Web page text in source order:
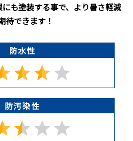
も塗装する事で、より暑さ軽減
待できます！
防水性
防汚染性